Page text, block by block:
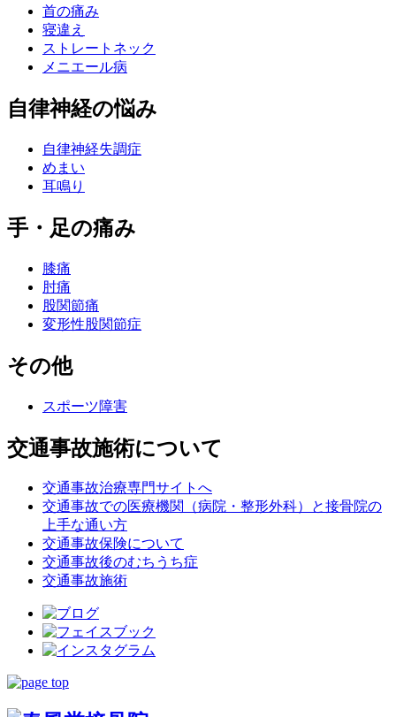
首の痛み
寝違え
ストレートネック
メニエール病
自律神経の悩み
自律神経失調症
めまい
耳鳴り
手・足の痛み
膝痛
肘痛
股関節痛
変形性股関節症
その他
スポーツ障害
交通事故施術について
交通事故治療専門サイトへ
交通事故での医療機関（病院・整形外科）と接骨院の
上手な通い方
交通事故保険について
交通事故後のむちうち症
交通事故施術